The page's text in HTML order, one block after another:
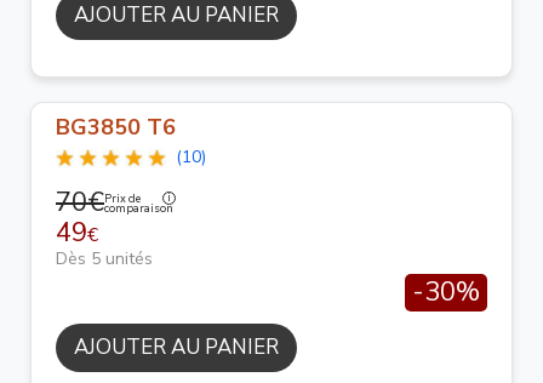
AJOUTER AU PANIER
BG3850 T6
(10)
70€Prix de
comparaison
49€
Dès 5 unités
-30%
AJOUTER AU PANIER